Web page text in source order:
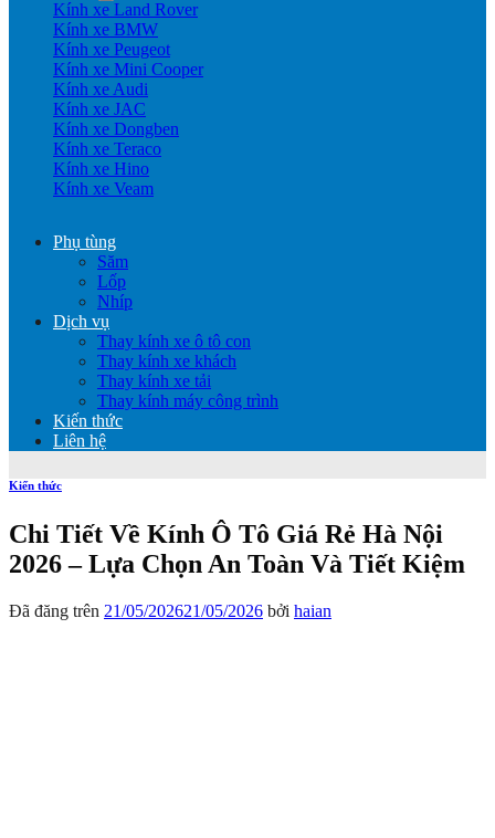
Kính xe Land Rover
Kính xe BMW
Kính xe Peugeot
Kính xe Mini Cooper
Kính xe Audi
Kính xe JAC
Kính xe Dongben
Kính xe Teraco
Kính xe Hino
Kính xe Veam
Phụ tùng
Săm
Lốp
Nhíp
Dịch vụ
Thay kính xe ô tô con
Thay kính xe khách
Thay kính xe tải
Thay kính máy công trình
Kiến thức
Liên hệ
Kiến thức
Chi Tiết Về Kính Ô Tô Giá Rẻ Hà Nội
2026 – Lựa Chọn An Toàn Và Tiết Kiệm
Đã đăng trên 21/05/202621/05/2026 bởi haian